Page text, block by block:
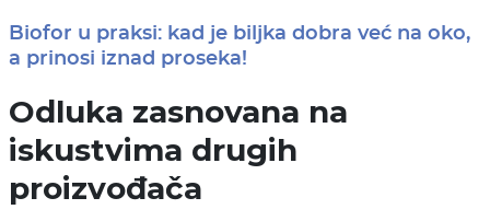
Biofor u praksi: kad je biljka dobra već na oko,
a prinosi iznad proseka!
Odluka zasnovana na
iskustvima drugih
proizvođača